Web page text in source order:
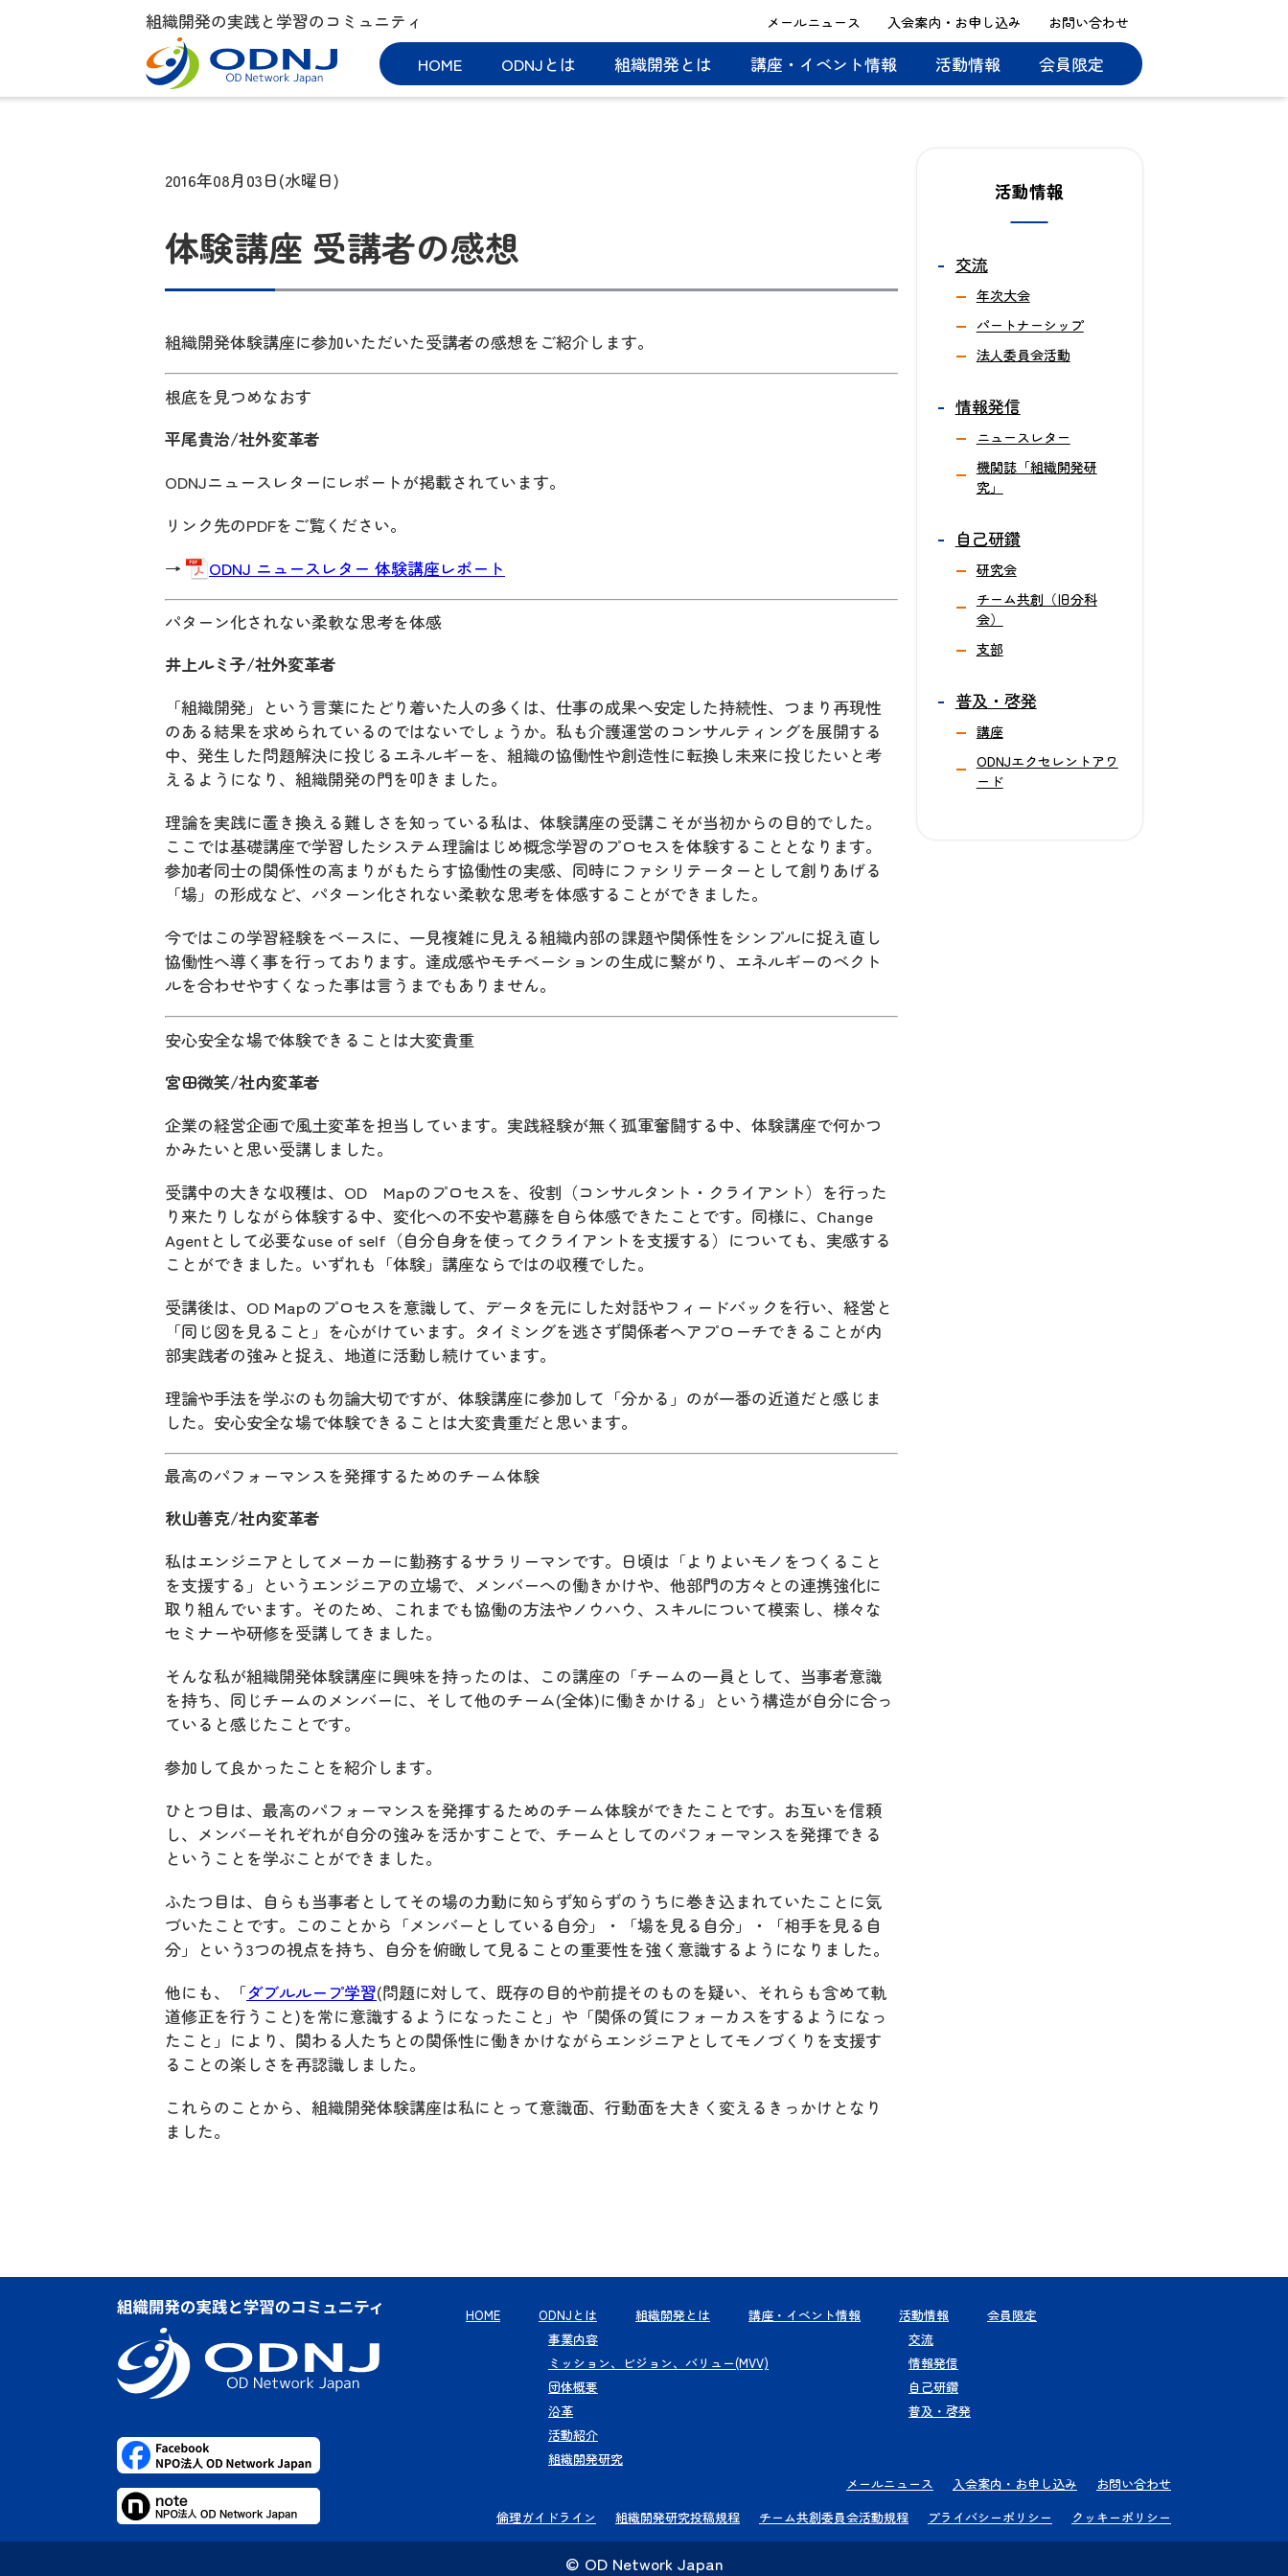
組織開発の実践と学習のコミュニティ メールニュース 入会案内・お申し込み お問い合わせ
HOME ODNJとは 組織開発とは 講座・イベント情報 活動情報 会員限定
2016年08月03日(水曜日)
体験講座 受講者の感想
組織開発体験講座に参加いただいた受講者の感想をご紹介します。
根底を見つめなおす
平尾貴治/社外変革者
ODNJニュースレターにレポートが掲載されています。
リンク先のPDFをご覧ください。
→
ODNJ ニュースレター 体験講座レポート
パターン化されない柔軟な思考を体感
井上ルミ子/社外変革者
「組織開発」という言葉にたどり着いた人の多くは、仕事の成果へ安定した持続性、つまり再現性
のある結果を求められているのではないでしょうか。私も介護運営のコンサルティングを展開する
中、発生した問題解決に投じるエネルギーを、組織の協働性や創造性に転換し未来に投じたいと考
えるようになり、組織開発の門を叩きました。
理論を実践に置き換える難しさを知っている私は、体験講座の受講こそが当初からの目的でした。
ここでは基礎講座で学習したシステム理論はじめ概念学習のプロセスを体験することとなります。
参加者同士の関係性の高まりがもたらす協働性の実感、同時にファシリテーターとして創りあげる
「場」の形成など、パターン化されない柔軟な思考を体感することができました。
今ではこの学習経験をベースに、一見複雑に見える組織内部の課題や関係性をシンプルに捉え直し
協働性へ導く事を行っております。達成感やモチベーションの生成に繋がり、エネルギーのベクト
ルを合わせやすくなった事は言うまでもありません。
安心安全な場で体験できることは大変貴重
宮田微笑/社内変革者
企業の経営企画で風土変革を担当しています。実践経験が無く孤軍奮闘する中、体験講座で何かつ
かみたいと思い受講しました。
受講中の大きな収穫は、OD Mapのプロセスを、役割（コンサルタント・クライアント）を行った
り来たりしながら体験する中、変化への不安や葛藤を自ら体感できたことです。同様に、Change
Agentとして必要なuse of self（自分自身を使ってクライアントを支援する）についても、実感する
ことができました。いずれも「体験」講座ならではの収穫でした。
受講後は、OD Mapのプロセスを意識して、データを元にした対話やフィードバックを行い、経営と
「同じ図を見ること」を心がけています。タイミングを逃さず関係者へアプローチできることが内
部実践者の強みと捉え、地道に活動し続けています。
理論や手法を学ぶのも勿論大切ですが、体験講座に参加して「分かる」のが一番の近道だと感じま
した。安心安全な場で体験できることは大変貴重だと思います。
最高のパフォーマンスを発揮するためのチーム体験
秋山善克/社内変革者
私はエンジニアとしてメーカーに勤務するサラリーマンです。日頃は「よりよいモノをつくること
を支援する」というエンジニアの立場で、メンバーへの働きかけや、他部門の方々との連携強化に
取り組んでいます。そのため、これまでも協働の方法やノウハウ、スキルについて模索し、様々な
セミナーや研修を受講してきました。
そんな私が組織開発体験講座に興味を持ったのは、この講座の「チームの一員として、当事者意識
を持ち、同じチームのメンバーに、そして他のチーム(全体)に働きかける」という構造が自分に合っ
ていると感じたことです。
参加して良かったことを紹介します。
ひとつ目は、最高のパフォーマンスを発揮するためのチーム体験ができたことです。お互いを信頼
し、メンバーそれぞれが自分の強みを活かすことで、チームとしてのパフォーマンスを発揮できる
ということを学ぶことができました。
ふたつ目は、自らも当事者としてその場の力動に知らず知らずのうちに巻き込まれていたことに気
づいたことです。このことから「メンバーとしている自分」・「場を見る自分」・「相手を見る自
分」という3つの視点を持ち、自分を俯瞰して見ることの重要性を強く意識するようになりました。
他にも、「ダブルループ学習(問題に対して、既存の目的や前提そのものを疑い、それらも含めて軌
道修正を行うこと)を常に意識するようになったこと」や「関係の質にフォーカスをするようになっ
たこと」により、関わる人たちとの関係性に働きかけながらエンジニアとしてモノづくりを支援す
ることの楽しさを再認識しました。
これらのことから、組織開発体験講座は私にとって意識面、行動面を大きく変えるきっかけとなり
ました。
活動情報
交流
年次大会
パートナーシップ
法人委員会活動
情報発信
ニュースレター
機関誌「組織開発研
究」
自己研鑽
研究会
チーム共創（旧分科
会）
支部
普及・啓発
講座
ODNJエクセレントアワ
ード
HOME
ODNJとは
事業内容
ミッション、ビジョン、バリュー(MVV)
団体概要
沿革
活動紹介
組織開発研究
組織開発とは 講座・イベント情報
活動情報
交流
情報発信
自己研鑽
普及・啓発
会員限定
メールニュース 入会案内・お申し込み
お問い合わせ
倫理ガイドライン
組織開発研究投稿規程 チーム共創委員会活動規程 プライバシーポリシー クッキーポリシー
© OD Network Japan